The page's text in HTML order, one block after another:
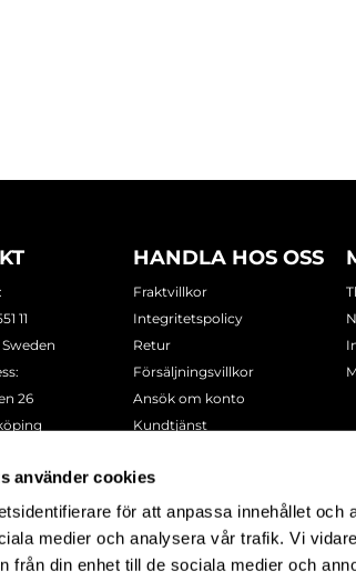
använder cookies
för att anpassa innehållet och
medier och analysera vår trafik. Vi
från din enhet till de sociala medier och
11
26
8925
835-7378
HANDLA HOS OSS
Fraktvillkor
Integritetspolicy
Retur
Försäljningsvillkor
Ansök om konto
Kundtjänst